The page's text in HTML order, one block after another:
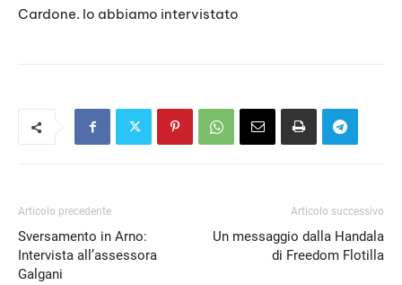
Cardone. lo abbiamo intervistato
Articolo precedente
Sversamento in Arno:
Intervista all’assessora
Galgani
Articolo successivo
Un messaggio dalla Handala
di Freedom Flotilla